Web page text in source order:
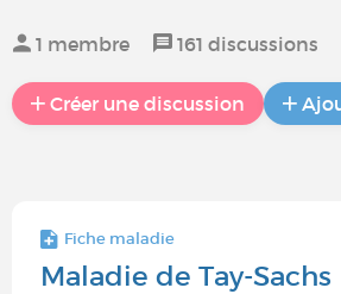
1 membre 161 discussions
Créer une discussion
Fiche maladie
Maladie de Tay-Sachs